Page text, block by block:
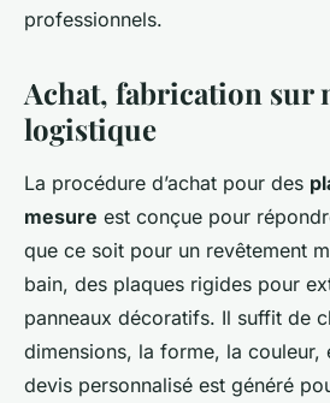
professionnels.
Achat, fabrication sur
logistique
La procédure d’achat pour des
mesure est conçue pour
que ce soit pour un revêtement
bain, des plaques rigides pour
panneaux décoratifs. Il suffit de
dimensions, la forme, la couleur,
devis personnalisé est généré